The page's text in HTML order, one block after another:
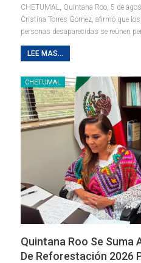
CHETUMAL, Quintana Roo, 5 de
Cristina Torres Gómez, afirmó que
personas desaparecidas se reúnen
LEE MAS...
CHETUMAL
Quintana Roo Se Suma
De Reforestación 2026